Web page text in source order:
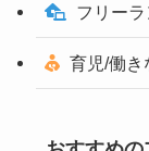
フリー
育児/働き